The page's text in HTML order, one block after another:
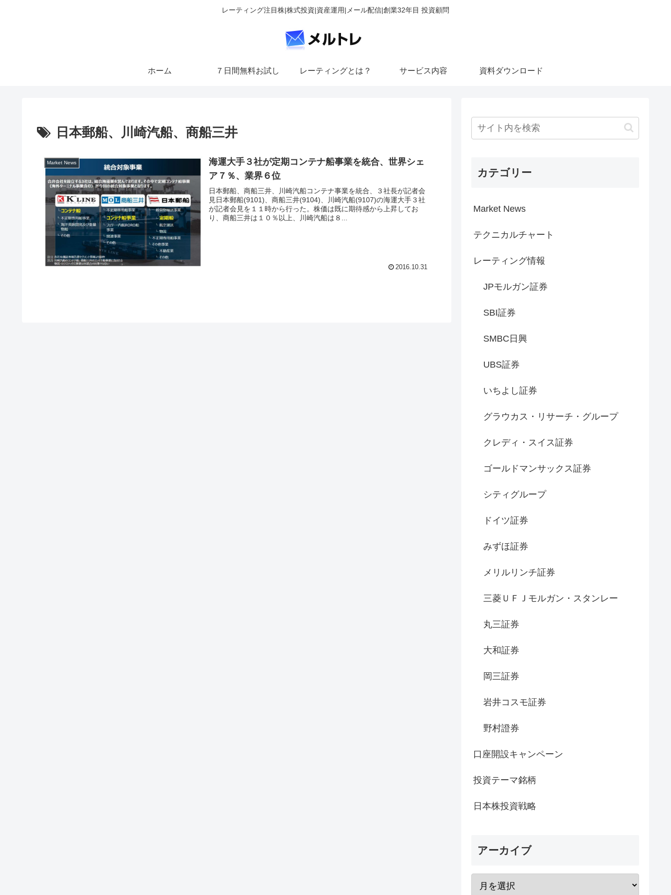
レーティング注目株|株式投資|資産運用|メール配信|創業32年目 投資顧問
ホーム ７日間無料お試し レーティングとは？ サービス内容 資料ダウンロード
日本郵船、川崎汽船、商船三井
Market News
海運大手３社が定期コンテナ船事業を統合、世界シェ
ア７％、業界６位
日本郵船、商船三井、川崎汽船コンテナ事業を統合、３社長が記者会
見日本郵船(9101)、商船三井(9104)、川崎汽船(9107)の海運大手３社
が記者会見を１１時から行った。株価は既に期待感から上昇してお
り、商船三井は１０％以上、川崎汽船は８...
2016.10.31
カテゴリー
Market News
テクニカルチャート
レーティング情報
JPモルガン証券
SBI証券
SMBC日興
UBS証券
いちよし証券
グラウカス・リサーチ・グループ
クレディ・スイス証券
ゴールドマンサックス証券
シティグループ
ドイツ証券
みずほ証券
メリルリンチ証券
三菱ＵＦＪモルガン・スタンレー
丸三証券
大和証券
岡三証券
岩井コスモ証券
野村證券
口座開設キャンペーン
投資テーマ銘柄
日本株投資戦略
アーカイブ